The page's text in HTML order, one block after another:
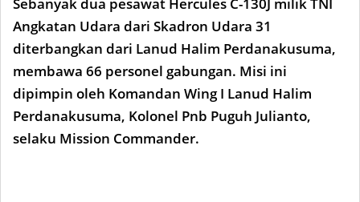
Angkatan Udara dari Skadron Udara 31
diterbangkan dari Lanud Halim Perdanakusuma,
membawa 66 personel gabungan. Misi ini
dipimpin oleh Komandan Wing I Lanud Halim
Perdanakusuma, Kolonel Pnb Puguh Julianto,
selaku Mission Commander.